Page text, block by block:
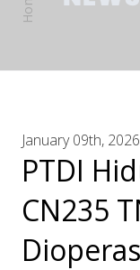
January 09th, 2026
PTDI
CN235